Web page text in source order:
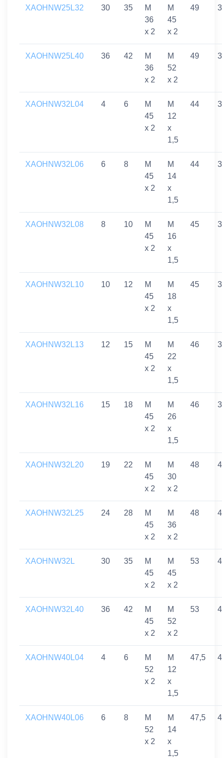
XAOHNW25L32 30 35
M
36
x 2
M
45
x 2
49
XAOHNW25L40 36 42
M
36
x 2
M
52
x 2
49
XAOHNW32L04 4 6
M
45
x 2
M
12
x
1,5
44
XAOHNW32L06 6 8
M
45
x 2
M
14
x
1,5
44
XAOHNW32L08 8 10
M
45
x 2
M
16
x
1,5
45
XAOHNW32L10 10 12
M
45
x 2
M
18
x
1,5
45
XAOHNW32L13 12 15
M
45
x 2
M
22
x
1,5
46
XAOHNW32L16 15 18
M
45
x 2
M
26
x
1,5
46
XAOHNW32L20 19 22
M
45
x 2
M
30
x 2
48
XAOHNW32L25 24 28
M
45
x 2
M
36
x 2
48
XAOHNW32L 30 35
M
45
x 2
M
45
x 2
53
XAOHNW32L40 36 42
M
45
x 2
M
52
x 2
53
XAOHNW40L04 4 6
M
52
x 2
M
12
x
1,5
47,5
XAOHNW40L06 6 8
M
52
x 2
M
14
x
1,5
47,5